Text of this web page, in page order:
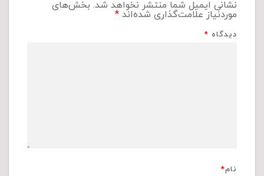
نشانی ایمیل شما منتشر نخواهد شد. بخش‌های
موردنیاز علامت‌گذاری شده‌اند*
دیدگاه *
نام*